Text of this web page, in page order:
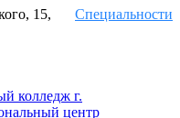
Специальности
15,